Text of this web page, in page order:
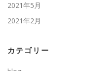
2021年5月
2021年2月
カテゴリー